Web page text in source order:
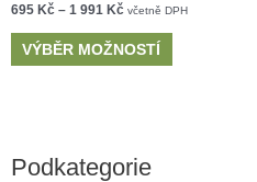
Podkategorie
695 Kč – 1 991 Kč včetně DPH
VÝBĚR MOŽNOSTÍ